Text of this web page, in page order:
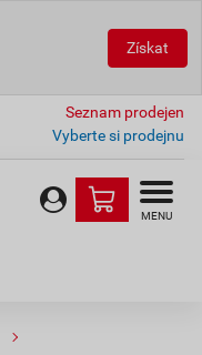
Získat
Seznam prodejen
Vyberte si prodejnu
MENU